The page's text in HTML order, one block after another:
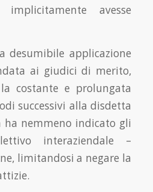
implicitamente avesse
desumibile applicazione
ai giudici di merito,
costante e prolungata
successivi alla disdetta
ha nemmeno indicato gli
interaziendale –
limitandosi a negare la